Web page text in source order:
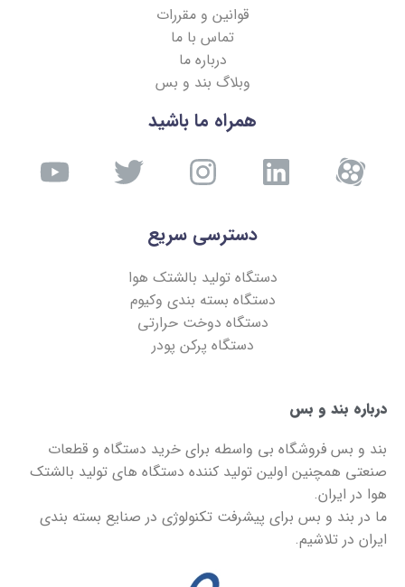
قوانین و مقررات
تماس با ما
درباره ما
وبلاگ بند و بس
همراه ما باشید
دسترسی سریع
دستگاه تولید بالشتک هوا
دستگاه بسته بندی وکیوم
دستگاه دوخت حرارتی
دستگاه پرکن پودر
درباره بند و بس
بند و بس فروشگاه بی واسطه برای خرید دستگاه و قطعات
صنعتی همچنین اولین تولید کننده دستگاه های تولید بالشتک
هوا در ایران.
ما در بند و بس برای پیشرفت تکنولوژی در صنایع بسته بندی
ایران در تلاشیم.